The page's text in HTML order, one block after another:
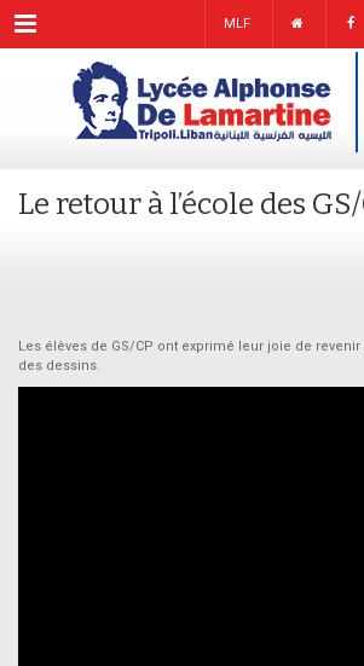
Menu MLF
Le retour à l’école des GS/
Les élèves de GS/CP ont exprimé leur joie de revenir
des dessins.